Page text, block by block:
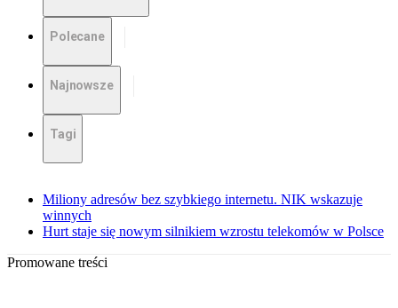
Polecane
Najnowsze
Tagi
Miliony adresów bez szybkiego internetu. NIK wskazuje
winnych
Hurt staje się nowym silnikiem wzrostu telekomów w Polsce
Promowane treści